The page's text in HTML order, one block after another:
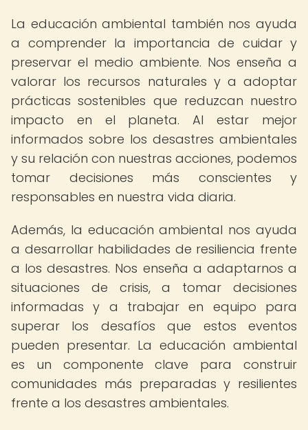
La educación ambiental también nos ayuda
a comprender la importancia de cuidar y
preservar el medio ambiente. Nos enseña a
valorar los recursos naturales y a adoptar
prácticas sostenibles que reduzcan nuestro
impacto en el planeta. Al estar mejor
informados sobre los desastres ambientales
y su relación con nuestras acciones, podemos
tomar decisiones más conscientes y
responsables en nuestra vida diaria.
Además, la educación ambiental nos ayuda
a desarrollar habilidades de resiliencia frente
a los desastres. Nos enseña a adaptarnos a
situaciones de crisis, a tomar decisiones
informadas y a trabajar en equipo para
superar los desafíos que estos eventos
pueden presentar. La educación ambiental
es un componente clave para construir
comunidades más preparadas y resilientes
frente a los desastres ambientales.